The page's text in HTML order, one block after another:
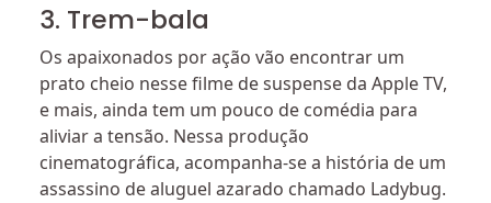
3. Trem-bala
Os apaixonados por ação vão encontrar um
prato cheio nesse filme de suspense da Apple TV,
e mais, ainda tem um pouco de comédia para
aliviar a tensão. Nessa produção
cinematográfica, acompanha-se a história de um
assassino de aluguel azarado chamado Ladybug.